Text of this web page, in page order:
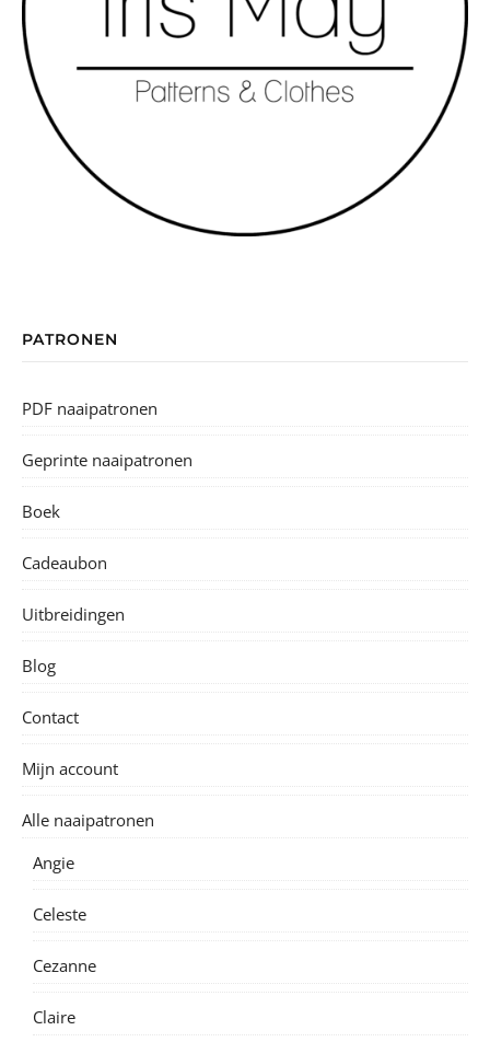
PATRONEN
PDF naaipatronen
Geprinte naaipatronen
Boek
Cadeaubon
Uitbreidingen
Blog
Contact
Mijn account
Alle naaipatronen
Angie
Celeste
Cezanne
Claire